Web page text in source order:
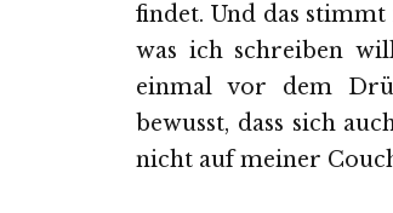
findet. Und das
was ich schreiben
einmal vor dem
bewusst, dass sich
nicht auf meiner